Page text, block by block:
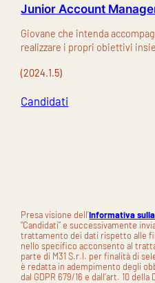
Junior Account
Giovane che intenda
realizzare i propri obiettivi
(2024.1.5)
Candidati
Presa visione dell’Informativa
“Candidati” e successivamente
trattamento dei dati rispetto alle
nello specifico acconsento al
parte di M31 S.r.l. per finalità di
è redatta in adempimento degli
dal GDPR 679/16 e dall’art. 10